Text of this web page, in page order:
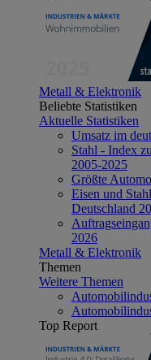
Metall & Elektronik
Beliebte Statistiken
Aktuelle Statistiken
Umsatz im
Stahl - Index
2005-2025
Größte
Eisen und
Deutschland
2026
Metall & Elektronik
Themen
Weitere Themen
Top Report